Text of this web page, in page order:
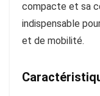
compacte et sa
indispensable
et de mobilité.